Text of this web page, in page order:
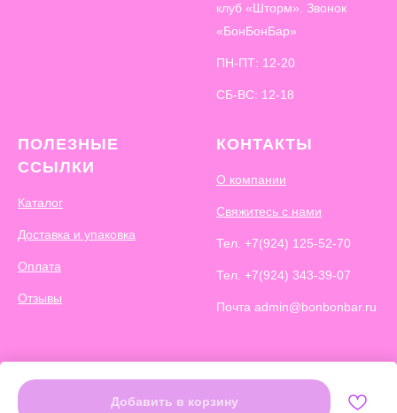
Добавить в корзину
клуб «Шторм». Звонок
«БонБонБар»
ПН-ПТ: 12-20
СБ-ВС: 12-18
ПОЛЕЗНЫЕ
ССЫЛКИ
Каталог
Доставка и упаковка
Оплата
Отзывы
КОНТАКТЫ
О компании
Свяжитесь с нами
Тел. +7(924) 125-52-70
Тел. +7(924) 343-39-07
Почта admin@bonbonbar.ru
BonBonBar 2026. Все права защищены